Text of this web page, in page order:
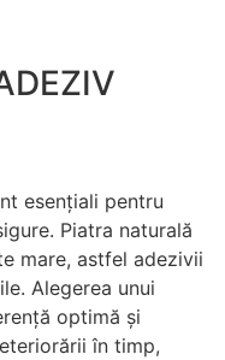
esențiali pentru
Piatra naturală
mare, astfel adezivii
Alegerea unui
optimă și
în timp,